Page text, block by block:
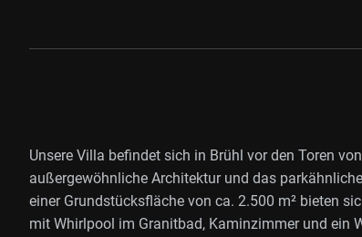
Unsere Villa befindet sich in Brühl vor den Toren
außergewöhnliche Architektur und das
einer Grundstücksfläche von ca. 2.500 m² bieten
mit Whirlpool im Granitbad, Kaminzimmer und ein